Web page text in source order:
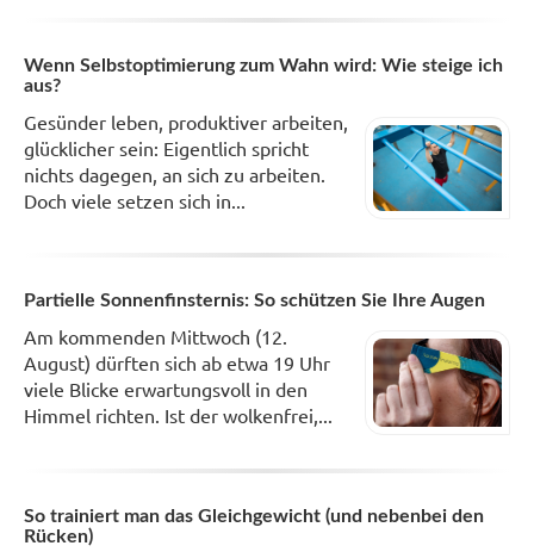
Wenn Selbstoptimierung zum Wahn wird: Wie steige ich
aus?
Gesünder leben, produktiver arbeiten,
glücklicher sein: Eigentlich spricht
nichts dagegen, an sich zu arbeiten.
Doch viele setzen sich in...
Partielle Sonnenfinsternis: So schützen Sie Ihre Augen
Am kommenden Mittwoch (12.
August) dürften sich ab etwa 19 Uhr
viele Blicke erwartungsvoll in den
Himmel richten. Ist der wolkenfrei,...
So trainiert man das Gleichgewicht (und nebenbei den
Rücken)